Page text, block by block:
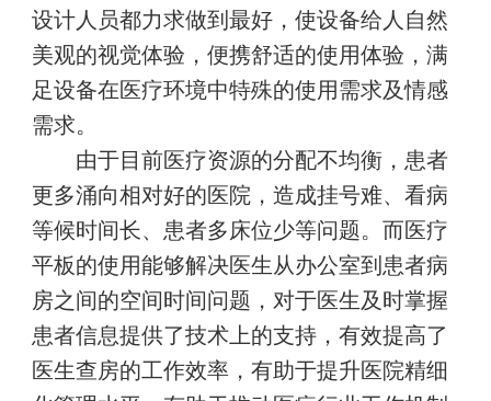
设计人员都力求做到最好，使设备给人自然
美观的视觉体验，便携舒适的使用体验，满
足设备在医疗环境中特殊的使用需求及情感
需求。
由于目前医疗资源的分配不均衡，患者
更多涌向相对好的医院，造成挂号难、看病
等候时间长、患者多床位少等问题。而医疗
平板的使用能够解决医生从办公室到患者病
房之间的空间时间问题，对于医生及时掌握
患者信息提供了技术上的支持，有效提高了
医生查房的工作效率，有助于提升医院精细